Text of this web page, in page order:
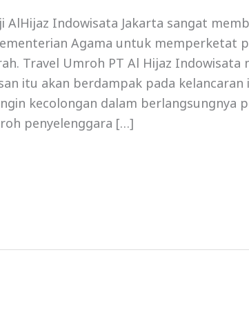
AlHijaz Indowisata Jakarta sangat
Agama untuk memperketat
Travel Umroh PT Al Hijaz Indowisata
itu akan berdampak pada
kecolongan dalam berlangsungnya
penyelenggara […]